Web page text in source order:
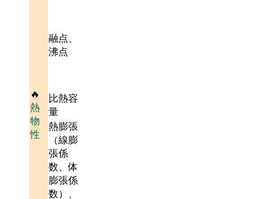
🔥
熱
物
性
融点、
沸点
比熱容
量
熱膨張
（線膨
張係
数、体
膨張係
数）、